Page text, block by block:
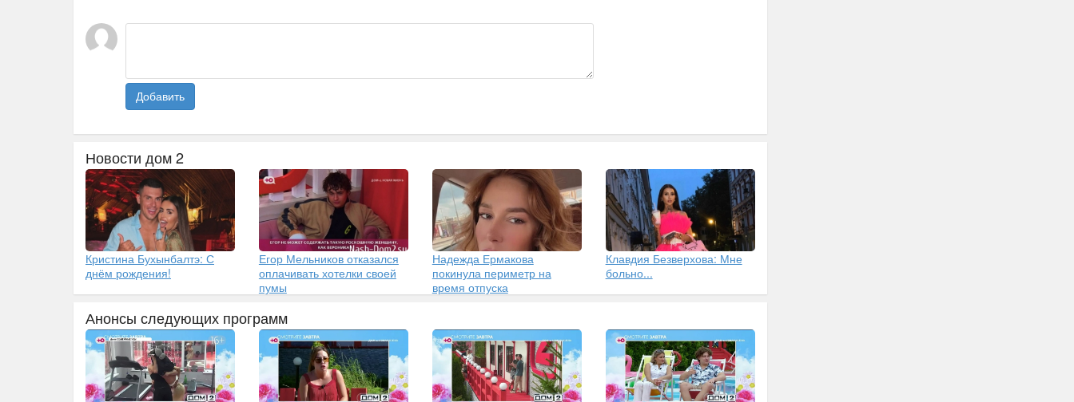
Добавить
Новости дом 2
Кристина Бухынбалтэ: С
днём рождения!
Егор Мельников отказался
оплачивать хотелки своей
пумы
Надежда Ермакова
покинула периметр на
время отпуска
Клавдия Безверхова: Мне
больно...
Анонсы следующих программ